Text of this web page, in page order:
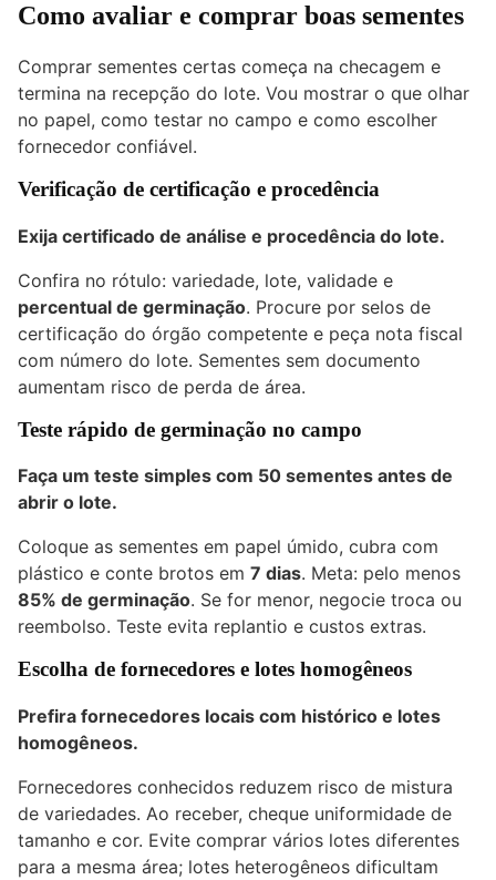
Como avaliar e comprar boas sementes
Comprar sementes certas começa na checagem e
termina na recepção do lote. Vou mostrar o que olhar
no papel, como testar no campo e como escolher
fornecedor confiável.
Verificação de certificação e procedência
Exija certificado de análise e procedência do lote.
Confira no rótulo: variedade, lote, validade e
percentual de germinação. Procure por selos de
certificação do órgão competente e peça nota fiscal
com número do lote. Sementes sem documento
aumentam risco de perda de área.
Teste rápido de germinação no campo
Faça um teste simples com 50 sementes antes de
abrir o lote.
Coloque as sementes em papel úmido, cubra com
plástico e conte brotos em 7 dias. Meta: pelo menos
85% de germinação. Se for menor, negocie troca ou
reembolso. Teste evita replantio e custos extras.
Escolha de fornecedores e lotes homogêneos
Prefira fornecedores locais com histórico e lotes
homogêneos.
Fornecedores conhecidos reduzem risco de mistura
de variedades. Ao receber, cheque uniformidade de
tamanho e cor. Evite comprar vários lotes diferentes
para a mesma área; lotes heterogêneos dificultam